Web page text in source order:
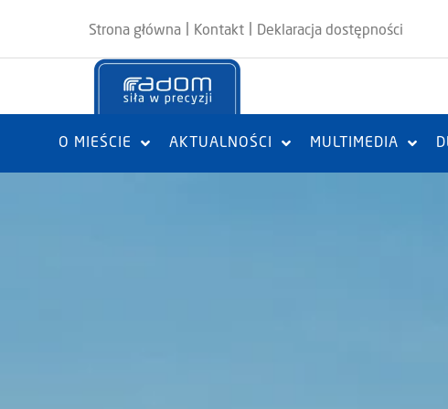
Strona główna Kontakt Deklaracja dostępności
O MIEŚCIE AKTUALNOŚCI MULTIMEDIA